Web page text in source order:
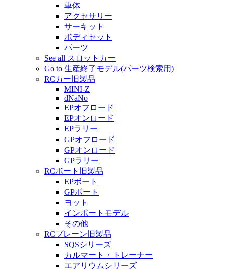
車体
アクセサリー
サーキット
ボディセット
パーツ
See all スロットカー
Go to 生産終了モデル(パーツ検索用)
RCカー旧製品
MINI-Z
dNaNo
EPオフロード
EPオンロード
EPラリー
GPオフロード
GPオンロード
GPラリー
RCボート旧製品
EPボート
GPボート
ヨット
インポートモデル
その他
RCプレーン旧製品
SQSシリーズ
カルマート・トレーナー
エアリウムシリーズ